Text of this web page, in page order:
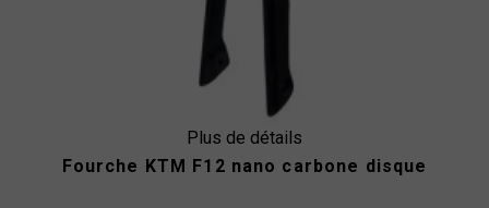
Plus de détails
Fourche KTM F12 nano carbone disque